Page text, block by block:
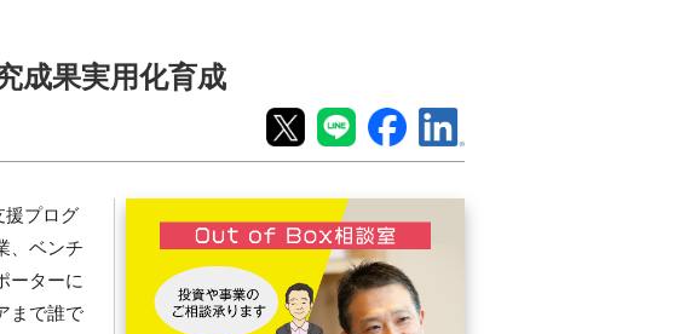
成果実用化育成
援プログ
、ベンチ
ーターに
まで誰で